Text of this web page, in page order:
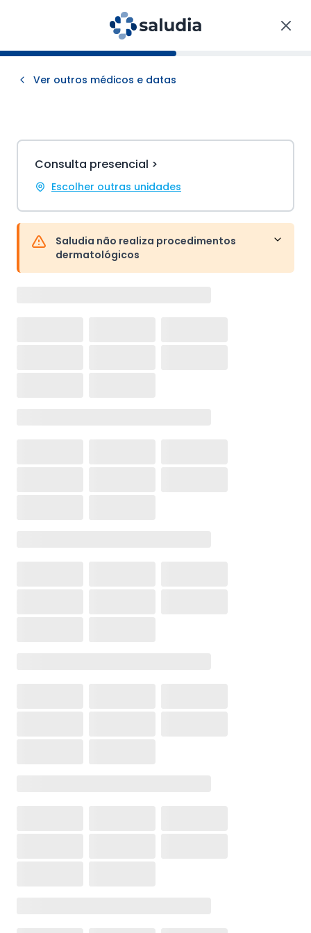
Ver outros médicos e datas
Consulta presencial >
Escolher outras unidades
Saludia não realiza procedimentos
dermatológicos